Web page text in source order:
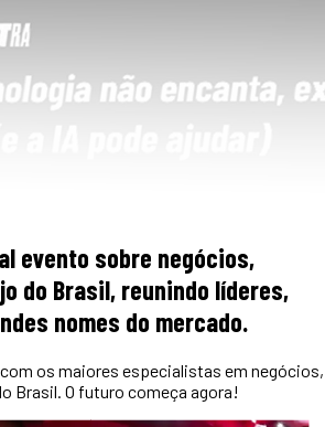
evento sobre negócios,
do Brasil, reunindo líderes,
nomes do mercado.
os maiores especialistas em negócios,
Brasil. O futuro começa agora!